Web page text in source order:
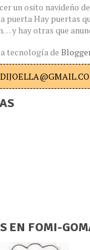
un osito navideño
puerta Hay puertas
y hay otras que
tecnología de
EN FOMI-